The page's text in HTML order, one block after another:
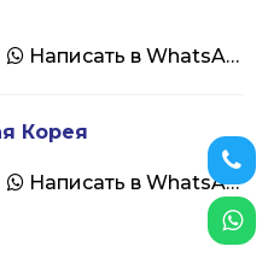
Написать в WhatsApp
Корея
Написать в WhatsApp